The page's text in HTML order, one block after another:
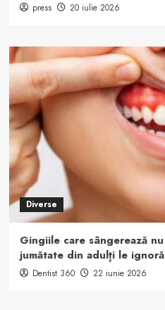
press 20 iulie 2026
Diverse
Gingiile care sângerează
jumătate din adulți le ignoră
Dentist 360 22 iunie 2026